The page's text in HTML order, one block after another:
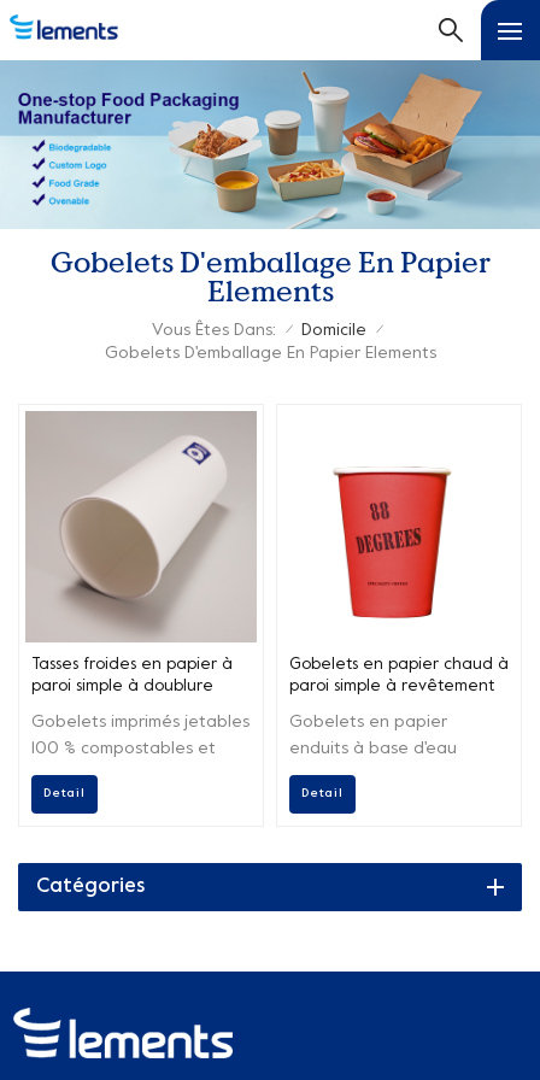
Gobelets D'emballage En Papier
Elements
Vous Êtes Dans: / Domicile /
Gobelets D'emballage En Papier Elements
Tasses froides en papier à
paroi simple à doublure
Gobelets imprimés jetables
100 % compostables et
biodégradables,
respectueux de
Detail
Gobelets en papier chaud à
paroi simple à revêtement
Gobelets en papier
enduits à base d'eau
jetables et respectueux de
l'environnement,
Detail
Catégories